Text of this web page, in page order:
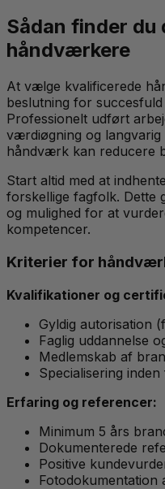
Sådan finder du
håndværkere
At vælge kvalificerede
beslutning for
Professionelt udført
værdiøgning og langvarig
håndværk kan reducere
Start altid med at
forskellige fagfolk. Dette
og mulighed for at
kompetencer.
Kriterier for
Kvalifikationer og
Gyldig autorisation
Faglig uddannelse
Medlemskab af
Specialisering
Erfaring og referencer:
Minimum 5 års
Dokumenterede
Positive
Fotodokumentation